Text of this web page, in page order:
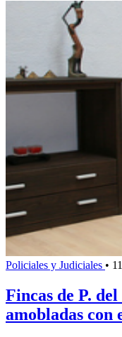
Policiales y Judiciales •
Fincas de P.
amobladas con